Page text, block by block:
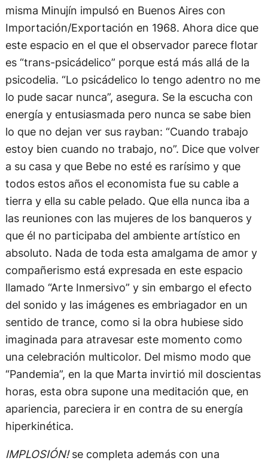
misma Minujín impulsó en Buenos Aires con
Importación/Exportación en 1968. Ahora dice que
este espacio en el que el observador parece flotar
es “trans-psicádelico” porque está más allá de la
psicodelia. “Lo psicádelico lo tengo adentro no me
lo pude sacar nunca”, asegura. Se la escucha con
energía y entusiasmada pero nunca se sabe bien
lo que no dejan ver sus rayban: “Cuando trabajo
estoy bien cuando no trabajo, no”. Dice que volver
a su casa y que Bebe no esté es rarísimo y que
todos estos años el economista fue su cable a
tierra y ella su cable pelado. Que ella nunca iba a
las reuniones con las mujeres de los banqueros y
que él no participaba del ambiente artístico en
absoluto. Nada de toda esta amalgama de amor y
compañerismo está expresada en este espacio
llamado “Arte Inmersivo” y sin embargo el efecto
del sonido y las imágenes es embriagador en un
sentido de trance, como si la obra hubiese sido
imaginada para atravesar este momento como
una celebración multicolor. Del mismo modo que
“Pandemia”, en la que Marta invirtió mil doscientas
horas, esta obra supone una meditación que, en
apariencia, pareciera ir en contra de su energía
hiperkinética.
IMPLOSIÓN!se completa además con una